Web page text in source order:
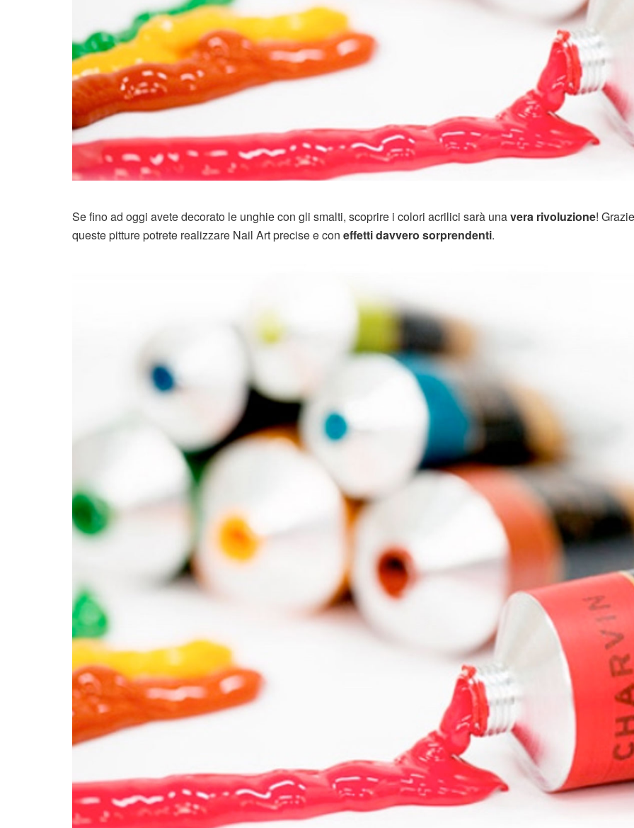
Se fino ad oggi avete decorato le unghie con gli smalti, scoprire i colori acrilici sarà unavera rivoluzione!
queste pitture potrete realizzare Nail Art precise e con effetti davvero sorprendenti.